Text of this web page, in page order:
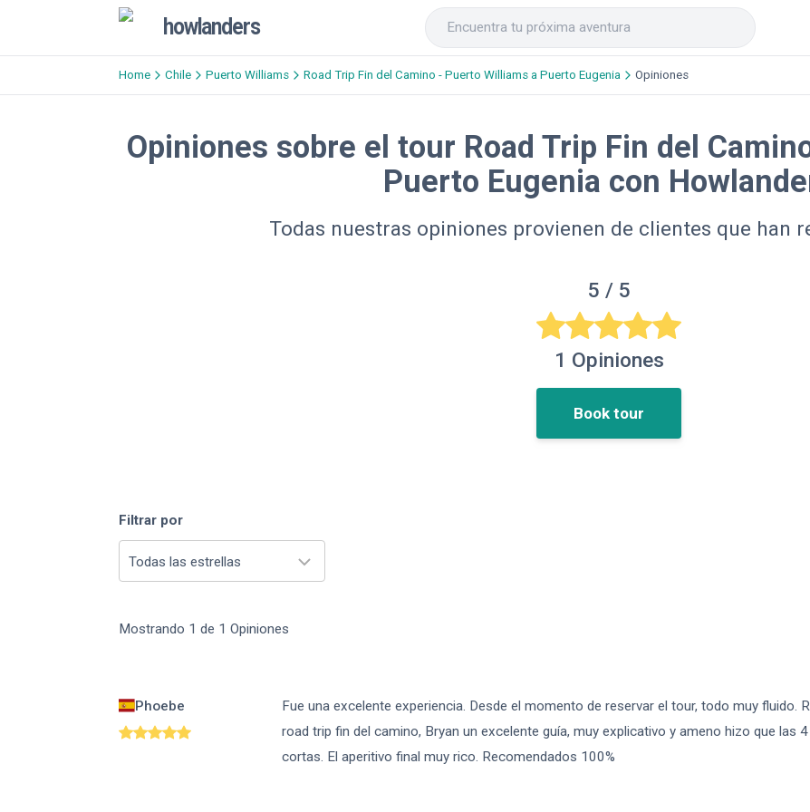
howlanders
Home Chile Puerto Williams Road Trip Fin del Camino - Puerto Williams a Puerto Eugenia Opiniones
Opiniones sobre el tour Road Trip Fin del
Puerto Eugenia con
Todas nuestras opiniones provienen de clientes que han
5 / 5
1 Opiniones
Book tour
Filtrar por
Todas las estrellas
Mostrando 1 de 1 Opiniones
Phoebe
Fue una excelente experiencia. Desde el momento de reservar el tour, todo muy fluido.
road trip fin del camino, Bryan un excelente guía, muy explicativo y ameno hizo que las
cortas. El aperitivo final muy rico. Recomendados 100%